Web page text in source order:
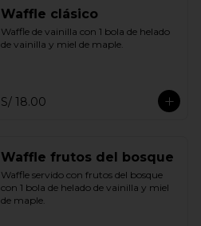
Waffle clásico
Waffle de vainilla con 1 bola de helado
de vainilla y miel de maple.
S/ 18.00
Waffle frutos del bosque
Waffle servido con frutos del bosque
con 1 bola de helado de vainilla y miel
de maple.